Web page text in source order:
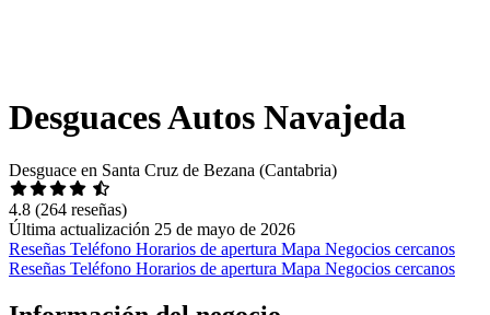
Desguaces Autos Navajeda
Desguace en Santa Cruz de Bezana (Cantabria)
4.8 (264 reseñas)
Última actualización 25 de mayo de 2026
Reseñas Teléfono Horarios de apertura Mapa Negocios cercanos
Reseñas Teléfono Horarios de apertura Mapa Negocios cercanos